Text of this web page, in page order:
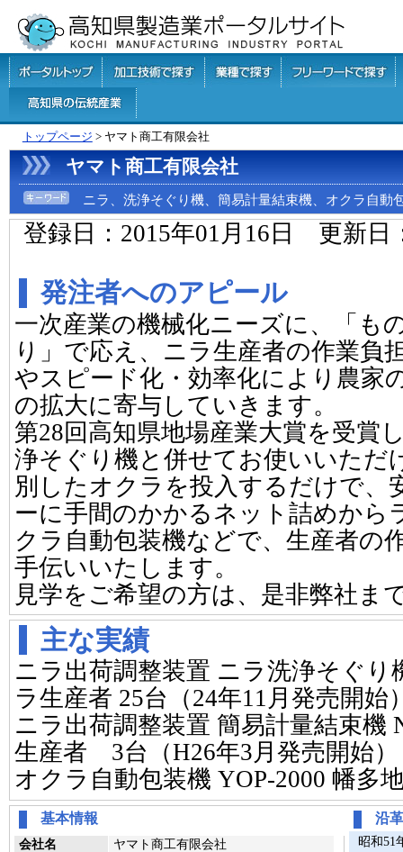
トップページ > ヤマト商工有限会社
ヤマト商工有限会社
ニラ、洗浄そぐり機、簡易計量結束機、オクラ自動
登録日：2015年01月16日 更新
発注者へのアピール
一次産業の機械化ニーズに、「も
り」で応え、ニラ生産者の作業負
やスピード化・効率化により農家
の拡大に寄与していきます。
第28回高知県地場産業大賞を受賞
浄そぐり機と併せてお使いいただ
別したオクラを投入するだけで、
ーに手間のかかるネット詰めから
クラ自動包装機などで、生産者の
手伝いいたします。
見学をご希望の方は、是非弊社ま
主な実績
ニラ出荷調整装置 ニラ洗浄そぐり
ラ生産者 25台（24年11月発売開始
ニラ出荷調整装置 簡易計量結束機
生産者 3台（H26年3月発売開始）
オクラ自動包装機 YOP-2000 幡多
基本情報
会社名
ヤマト商工有限会社
沿
昭和51